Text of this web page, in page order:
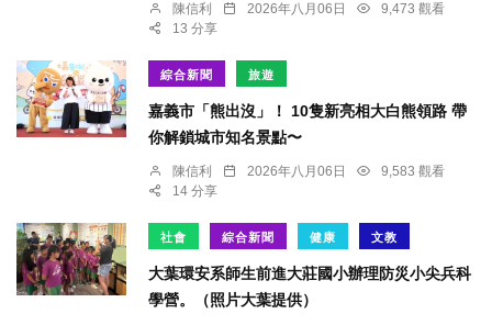
陳信利 2026年八月06日
9,473 觀看
13 分享
綜合新聞 旅遊
嘉義市「熊出沒」！ 10隻新亮相大白熊領路 帶
你解鎖城市知名景點〜
陳信利 2026年八月06日
9,583 觀看
14 分享
社會 綜合新聞 健康 文教
大葉環安系師生前進大莊國小辦理防災小尖兵科
學營。（照片大葉提供）